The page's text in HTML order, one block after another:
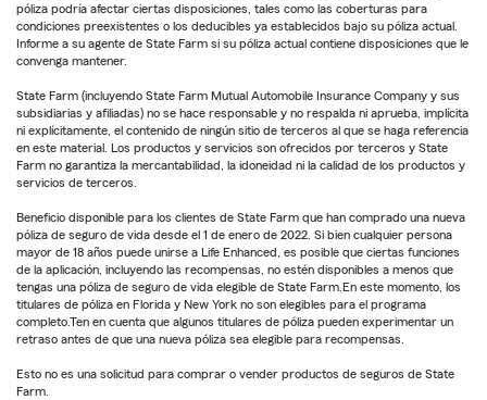
póliza podría afectar ciertas disposiciones, tales como las coberturas para
condiciones preexistentes o los deducibles ya establecidos bajo su póliza actual.
Informe a su agente de State Farm si su póliza actual contiene disposiciones que le
convenga mantener.
State Farm (incluyendo State Farm Mutual Automobile Insurance Company y sus
subsidiarias y afiliadas) no se hace responsable y no respalda ni aprueba, implícita
ni explícitamente, el contenido de ningún sitio de terceros al que se haga referencia
en este material. Los productos y servicios son ofrecidos por terceros y State
Farm no garantiza la mercantabilidad, la idoneidad ni la calidad de los productos y
servicios de terceros.
Beneficio disponible para los clientes de State Farm que han comprado una nueva
póliza de seguro de vida desde el 1 de enero de 2022. Si bien cualquier persona
mayor de 18 años puede unirse a Life Enhanced, es posible que ciertas funciones
de la aplicación, incluyendo las recompensas, no estén disponibles a menos que
tengas una póliza de seguro de vida elegible de State Farm.En este momento, los
titulares de póliza en Florida y New York no son elegibles para el programa
completo.Ten en cuenta que algunos titulares de póliza pueden experimentar un
retraso antes de que una nueva póliza sea elegible para recompensas.
Esto no es una solicitud para comprar o vender productos de seguros de State
Farm.